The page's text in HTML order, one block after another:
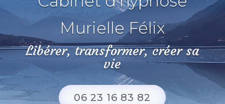
Murielle Félix
Libérer,transformer,créer sa
vie
06 23 16 83 82